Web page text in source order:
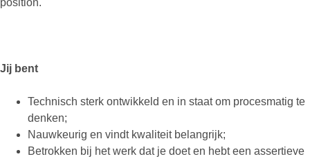
position.
Jij bent
Technisch sterk ontwikkeld en in staat om procesmatig te
denken;
Nauwkeurig en vindt kwaliteit belangrijk;
Betrokken bij het werk dat je doet en hebt een assertieve